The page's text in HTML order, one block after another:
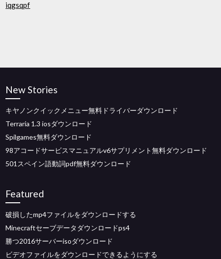
iqgsqpf
New Stories
キヤノンクイックメニュー無料ドライバーダウンロード
Terraria 1.3 iosダウンロード
Spilgames無料ダウンロード
98アコードサービスマニュアルv6サプリメント無料ダウンロード
501スペイン語動詞pdf無料ダウンロード
Featured
破損したmp4ファイルをダウンロードする
Minecraftセーブデータダウンロードps4
勝つ2016サーバーisoダウンロード
ビデオファイルをダウンロードできるようにする